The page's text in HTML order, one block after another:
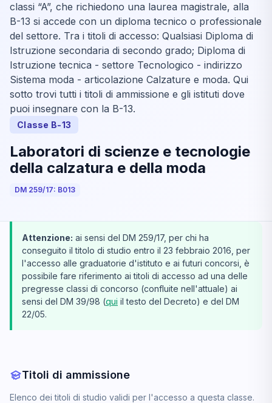
classi “A”, che richiedono una laurea magistrale, alla
B-13 si accede con un diploma tecnico o professionale
del settore. Tra i titoli di accesso: Qualsiasi Diploma di
Istruzione secondaria di secondo grado; Diploma di
Istruzione tecnica - settore Tecnologico - indirizzo
Sistema moda - articolazione Calzature e moda. Qui
sotto trovi tutti i titoli di ammissione e gli istituti dove
puoi insegnare con la B-13.
Classe B-13
Laboratori di scienze e tecnologie
della calzatura e della moda
DM 259/17: B013
Attenzione: ai sensi del DM 259/17, per chi ha
conseguito il titolo di studio entro il 23 febbraio 2016, per
l'accesso alle graduatorie d'istituto e ai futuri concorsi, è
possibile fare riferimento ai titoli di accesso ad una delle
pregresse classi di concorso (confluite nell'attuale) ai
sensi del DM 39/98 (qui il testo del Decreto) e del DM
22/05.
Titoli di ammissione
Elenco dei titoli di studio validi per l'accesso a questa classe.